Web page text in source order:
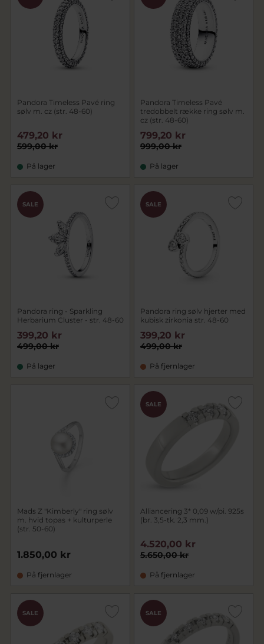
Pandora Timeless Pavé ring
sølv m. cz (str. 48-60)
599,00 kr
479,20 kr
På lager
Pandora Timeless Pavé
tredobbelt række ring sølv m.
cz (str. 48-60)
999,00 kr
799,20 kr
På lager
SALE
Pandora ring - Sparkling
Herbarium Cluster - str. 48-60
499,00 kr
399,20 kr
På lager
SALE
Pandora ring sølv hjerter med
kubisk zirkonia str. 48-60
499,00 kr
399,20 kr
På fjernlager
Mads Z "Kimberly" ring sølv
m. hvid topas + kulturperle
(str. 50-60)
1.850,00 kr
På fjernlager
SALE
Alliancering 3* 0,09 w/pi. 925s
(br. 3,5-tk. 2,3 mm.)
5.650,00 kr
4.520,00 kr
På fjernlager
SALE SALE